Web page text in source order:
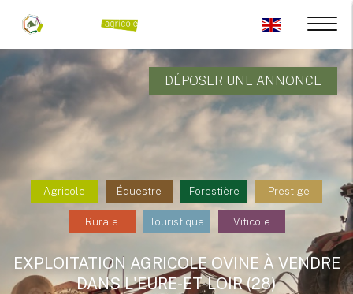
DÉPOSER UNE ANNONCE
Agricole Équestre Forestière Prestige
Rurale Touristique Viticole
EXPLOITATION AGRICOLE OVINE À VENDRE
DANS L'EURE-ET-LOIR (28)